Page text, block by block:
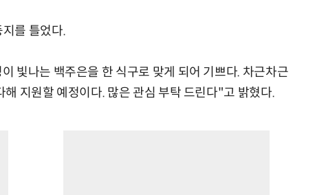
를 틀었다.
빛나는 백주은을 한 식구로 맞게 되어 기쁘다. 차근차근
지원할 예정이다. 많은 관심 부탁 드린다"고 밝혔다.